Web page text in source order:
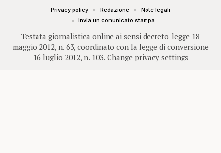
Testata giornalistica online ai sensi decreto-legge 18
maggio 2012, n. 63, coordinato con la legge di conversione
16 luglio 2012, n. 103. Change privacy settings
Privacy policy Redazione
Note legali
Invia un comunicato stampa